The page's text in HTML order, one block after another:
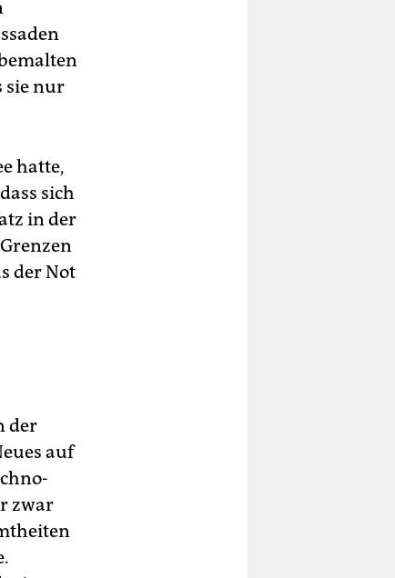
sie nur
hatte,
sich
in der
der Not
der
auf
zwar